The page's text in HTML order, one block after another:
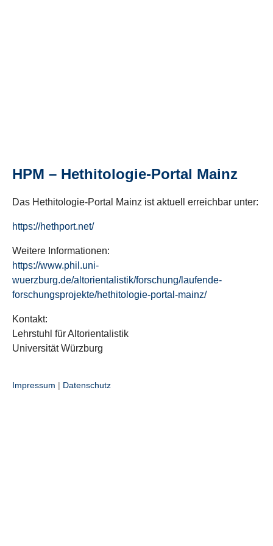
HPM – Hethitologie-Portal Mainz
Das Hethitologie-Portal Mainz ist aktuell erreichbar unter:
https://hethport.net/
Weitere Informationen:
https://www.phil.uni-
wuerzburg.de/altorientalistik/forschung/laufende-
forschungsprojekte/hethitologie-portal-mainz/
Kontakt:
Lehrstuhl für Altorientalistik
Universität Würzburg
Impressum | Datenschutz